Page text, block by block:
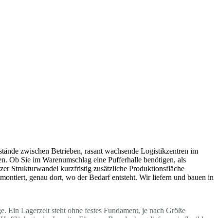
zwischen Betrieben, rasant wachsende Logistikzentren im
Ob Sie im Warenumschlag eine Pufferhalle benötigen, als
Strukturwandel kurzfristig zusätzliche Produktionsfläche
genau dort, wo der Bedarf entsteht. Wir liefern und bauen in
Ein Lagerzelt steht ohne festes Fundament, je nach Größe